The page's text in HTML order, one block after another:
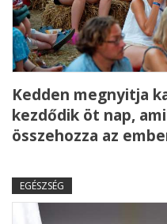
Kedden megnyitja
kezdődik öt nap,
összehozza az
EGÉSZSÉG